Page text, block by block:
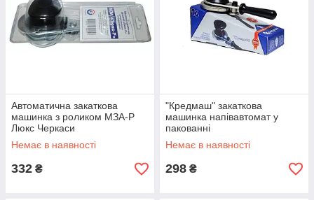
Автоматична закаткова
машинка з роликом МЗА-Р
Люкс Черкаси
Немає в наявності
332 ₴
"Кредмаш" закаткова
машинка напівавтомат у
пакованні
Немає в наявності
298 ₴